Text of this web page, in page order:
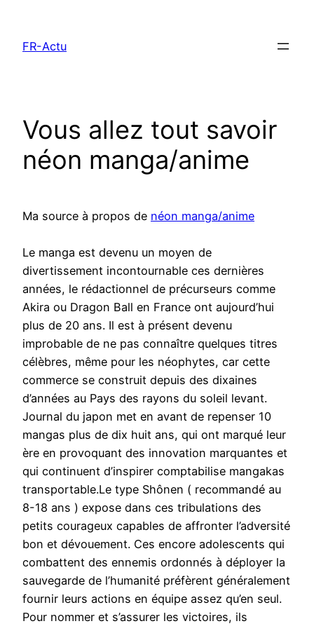
contenu
FR-Actu
Vous allez tout savoir
néon manga/anime
Ma source à propos de néon manga/anime
Le manga est devenu un moyen de
divertissement incontournable ces dernières
années, le rédactionnel de précurseurs comme
Akira ou Dragon Ball en France ont aujourd’hui
plus de 20 ans. Il est à présent devenu
improbable de ne pas connaître quelques titres
célèbres, même pour les néophytes, car cette
commerce se construit depuis des dixaines
d’années au Pays des rayons du soleil levant.
Journal du japon met en avant de repenser 10
mangas plus de dix huit ans, qui ont marqué leur
ère en provoquant des innovation marquantes et
qui continuent d’inspirer comptabilise mangakas
transportable.Le type Shônen ( recommandé au
8-18 ans ) expose dans ces tribulations des
petits courageux capables de affronter l’adversité
bon et dévouement. Ces encore adolescents qui
combattent des ennemis ordonnés à déployer la
sauvegarde de l’humanité préfèrent généralement
fournir leurs actions en équipe assez qu’en seul.
Pour nommer et s’assurer les victoires, ils